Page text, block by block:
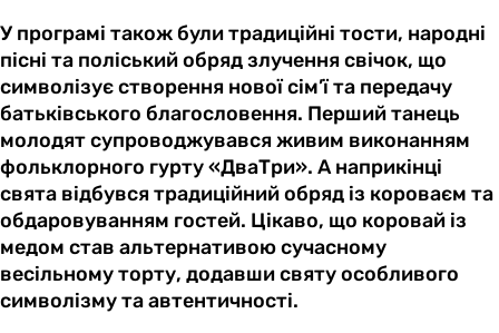
У програмі також були традиційні тости, народні
пісні та поліський обряд злучення свічок, що
символізує створення нової сім’ї та передачу
батьківського благословення. Перший танець
молодят супроводжувався живим виконанням
фольклорного гурту «ДваТри». А наприкінці
свята відбувся традиційний обряд із короваєм та
обдаровуванням гостей. Цікаво, що коровай із
медом став альтернативою сучасному
весільному торту, додавши святу особливого
символізму та автентичності.